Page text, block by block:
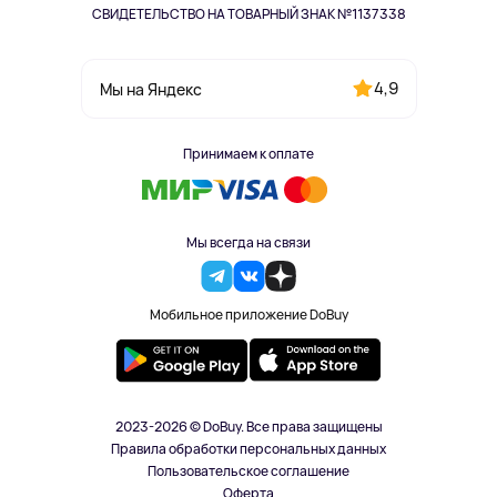
СВИДЕТЕЛЬСТВО НА ТОВАРНЫЙ ЗНАК №1137338
Мы на Яндекс 4,9
Принимаем к оплате
Мы всегда на связи
Мобильное приложение DoBuy
2023-2026 © DoBuy. Все права защищены
Правила обработки персональных данных
Пользовательское соглашение